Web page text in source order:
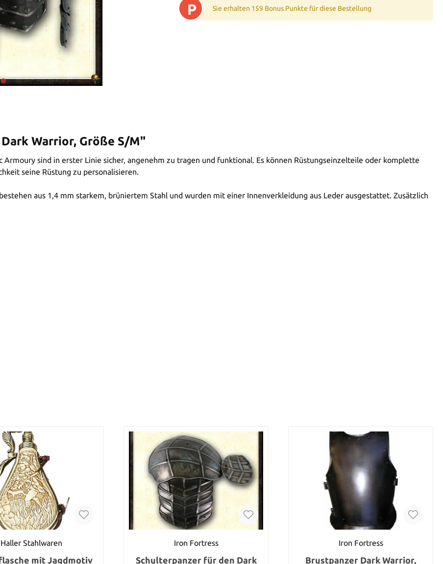
P Sie erhalten 159 Bonus Punkte für diese Bestellung
Warrior, Größe S/M"
sind in erster Linie sicher, angenehm zu tragen und funktional. Es können Rüstungseinzelteile oder komplette
seine Rüstung zu personalisieren.
aus 1,4 mm starkem, brüniertem Stahl und wurden mit einer Innenverkleidung aus Leder ausgestattet. Zusätzlich
Haller Stahlwaren
mit Jagdmotiv
Iron Fortress
Schulterpanzer für den Dark
Iron Fortress
Brustpanzer Dark Warrior,